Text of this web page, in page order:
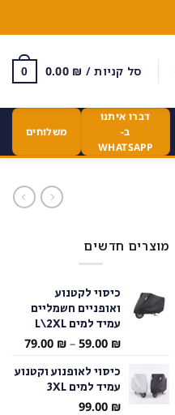
סל קניות / 0.00 ₪
0
דברו איתנו
ב-
WHATSAPP
משלוחים
מוצרים חדשים
כיסוי לקטנוע
ואופניים חשמליים
עמיד למים L\2XL
59.00 ₪
–
79.00 ₪
טווח
כיסוי לאופנוע וקטנוע
עמיד למים 3XL
99.00 ₪